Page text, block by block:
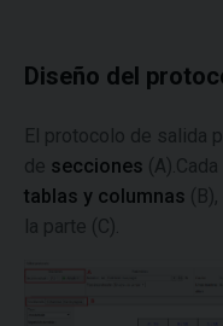
Diseño del
El protocolo de salida
de secciones
tablas y columnas
la parte (C).